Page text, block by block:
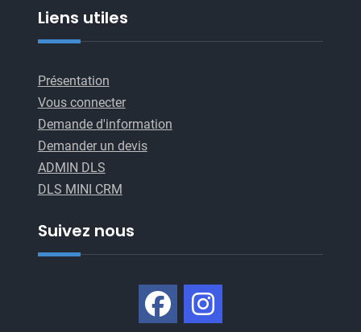
Liens utiles
Présentation
Vous connecter
Demande d'information
Demander un devis
ADMIN DLS
DLS MINI CRM
Suivez nous